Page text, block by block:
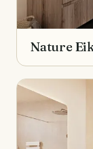
Nature